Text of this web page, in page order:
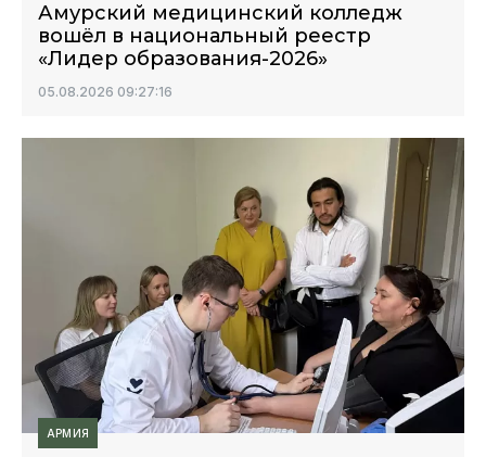
Амурский медицинский колледж
вошёл в национальный реестр
«Лидер образования-2026»
05.08.2026 09:27:16
АРМИЯ